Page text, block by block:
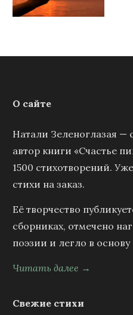
О сайте
Натали Зеленоглазая —
автор книги «Счастье
1500 стихотворений.
стихи на заказ.
Её творчество
сборниках, отмечено
поэзии и легло в основу
Читать далее →
Свежие стихи